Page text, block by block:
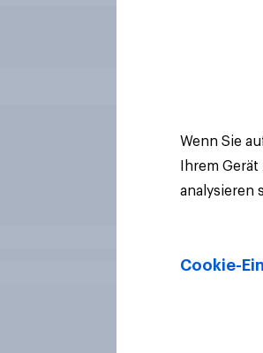
Wenn Sie
Ihrem
analysieren
Cookie-